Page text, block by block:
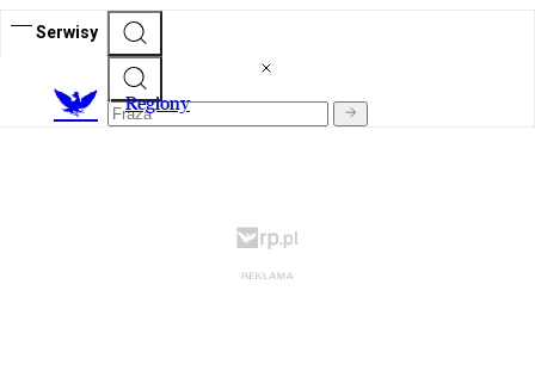
Serwisy
Regiony